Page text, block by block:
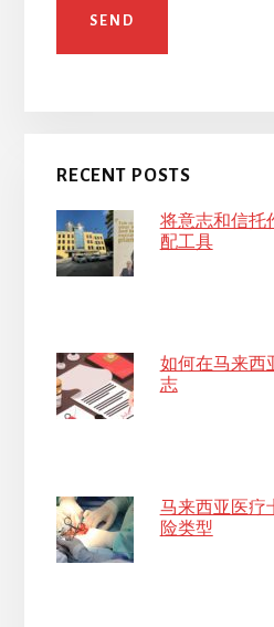
RECENT POSTS
将意志和信托
配工具
如何在马来西
志
马来西亚医疗
险类型